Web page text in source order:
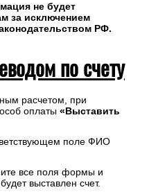
не будет
за исключением
РФ.
по счету
расчетом, при
оплаты «Выставить
поле ФИО
все поля формы и
выставлен счет.